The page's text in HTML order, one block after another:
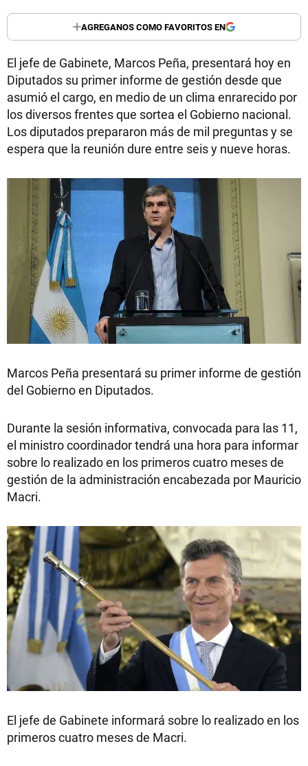
AGREGANOS COMO FAVORITOS EN
El jefe de Gabinete, Marcos Peña, presentará hoy en
Diputados su primer informe de gestión desde que
asumió el cargo, en medio de un clima enrarecido por
los diversos frentes que sortea el Gobierno nacional.
Los diputados prepararon más de mil preguntas y se
espera que la reunión dure entre seis y nueve horas.
Marcos Peña presentará su primer informe de gestión
del Gobierno en Diputados.
Durante la sesión informativa, convocada para las 11,
el ministro coordinador tendrá una hora para informar
sobre lo realizado en los primeros cuatro meses de
gestión de la administración encabezada por Mauricio
Macri.
El jefe de Gabinete informará sobre lo realizado en los
primeros cuatro meses de Macri.